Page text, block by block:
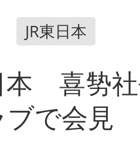
JR東日本
本 喜㔟
で会見